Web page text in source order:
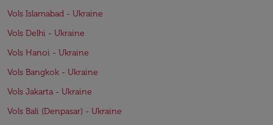
Vols Islamabad - Ukraine
Vols Delhi - Ukraine
Vols Hanoi - Ukraine
Vols Bangkok - Ukraine
Vols Jakarta - Ukraine
Vols Bali (Denpasar) - Ukraine